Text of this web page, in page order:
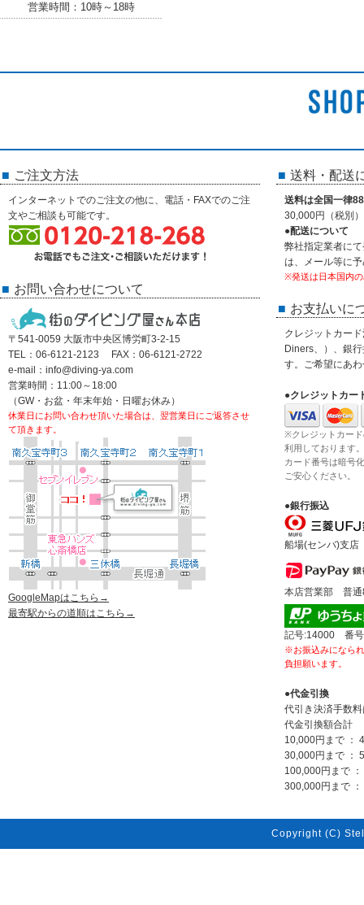
営業時間：10時～18時
ご注文方法
インターネットでのご注文の他に、電話・FAXでのご注
文やご相談も可能です。
お問い合わせについて
〒541-0059 大阪市中央区博労町3-2-15
TEL：06-6121-2123 FAX：06-6121-2722
e-mail：info@diving-ya.com
営業時間：11:00～18:00
（GW・お盆・年末年始・日曜お休み）
休業日にお問い合わせ頂いた場合は、翌営業日にご返答させ
て頂きます。
GoogleMapはこちら→
最寄駅からの道順はこちら→
送料・配送
送料は全国一律
30,000円（税別
●配送について
弊社指定業者に
は、メール等に
※発送は日本国内
お支払いに
クレジットカー
Diners、）、銀
す。ご希望にあ
●クレジットカー
※クレジットカー
利用しております。
カード番号は暗号
ご安心ください。
●銀行振込
船場(センバ)支
本店営業部 普通
記号:14000 番号
※お振込みになら
負担願います。
●代金引換
代引き決済手数
代金引換額合計
10,000円まで ：
30,000円まで ：
100,000円まで
300,000円まで
Copyright (C)